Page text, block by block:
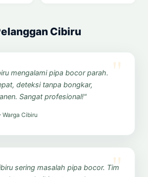
Cibiru
mengalami pipa bocor parah.
deteksi tanpa bongkar,
Sangat profesional!"
Cibiru
sering masalah pipa bocor. Tim